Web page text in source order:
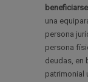
una
persona
persona
deudas, en
patrimonial